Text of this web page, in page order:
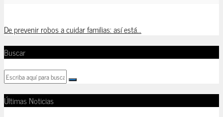
De prevenir robos a cuidar familias: así está...
Buscar
Últimas Noticias